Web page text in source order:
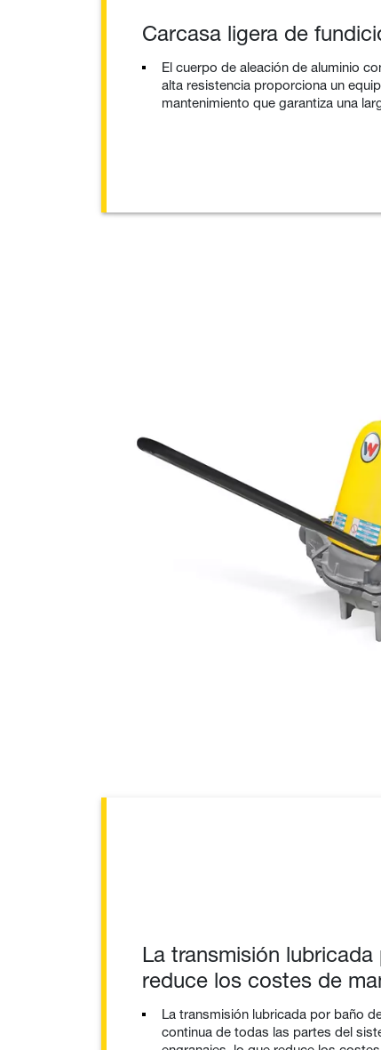
Carcasa ligera de
El cuerpo de aleación de aluminio
alta resistencia proporciona un
mantenimiento que garantiza una
La transmisión
reduce los costes de
La transmisión lubricada por baño
continua de todas las partes del